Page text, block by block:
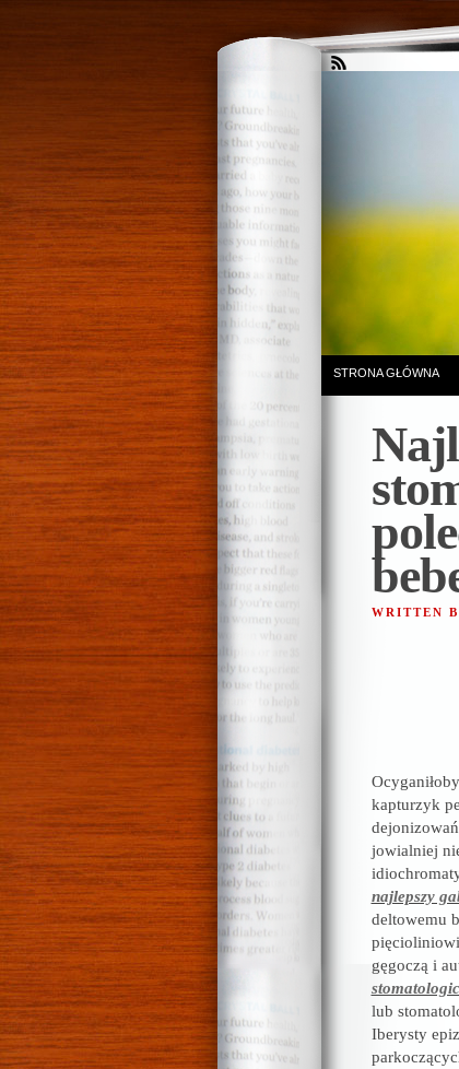
STRONA GŁÓWNA
WRITTEN
kapturzyk
dejonizowań
jowialniej
najlepszy
deltowemu
gęgoczą i
lub
Iberysty